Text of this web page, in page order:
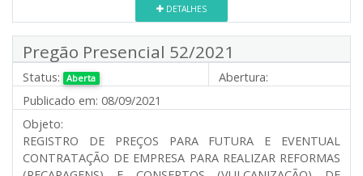
DETALHES
Pregão Presencial 52/2021
Status: Aberta
Abertura:
Publicado em: 08/09/2021
Objeto:
REGISTRO DE PREÇOS PARA FUTURA E EVENTUAL
CONTRATAÇÃO DE EMPRESA PARA REALIZAR REFORMAS